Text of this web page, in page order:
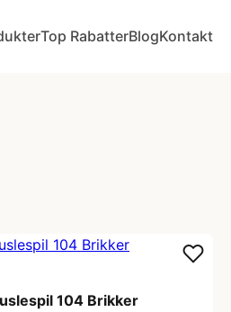
Top RabatterBlogKontakt
104 Brikker